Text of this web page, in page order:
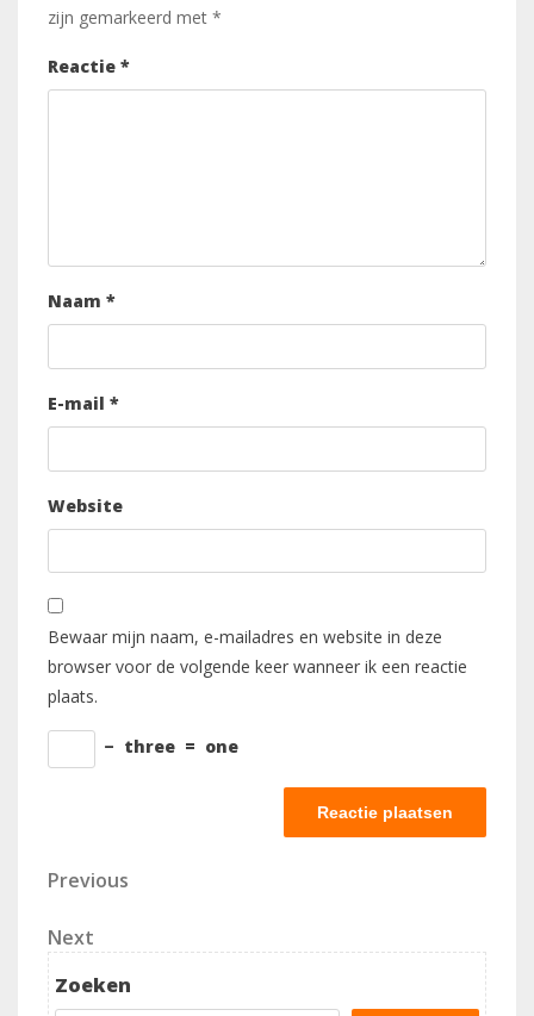
zijn gemarkeerd met *
Reactie *
Naam *
E-mail *
Website
Bewaar mijn naam, e-mailadres en website in deze
browser voor de volgende keer wanneer ik een reactie
plaats.
− three = one
Berichtnavigatie
Previous
Previous
Next
Post
Next
Zoeken